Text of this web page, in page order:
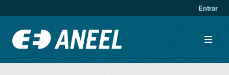
Entrar